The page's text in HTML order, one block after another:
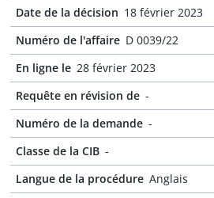
Date de la décision 18 février 2023
Numéro de l'affaire D 0039/22
En ligne le 28 février 2023
Requête en révision de -
Numéro de la demande -
Classe de la CIB -
Langue de la procédure Anglais